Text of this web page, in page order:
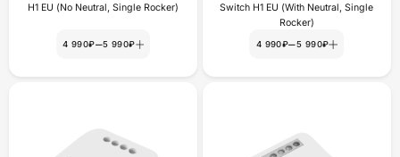
H1 EU (No Neutral, Single Rocker)
4 990₽–5 990₽
Switch H1 EU (With Neutral, Single
Rocker)
4 990₽–5 990₽